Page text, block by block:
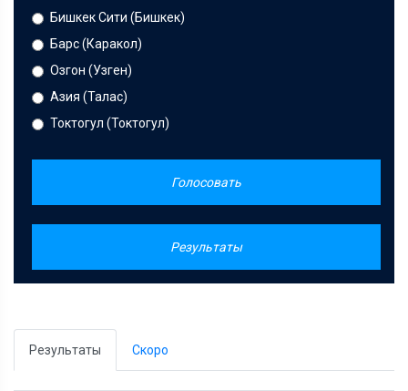
Бишкек Сити (Бишкек)
Барс (Каракол)
Озгон (Узген)
Азия (Талас)
Токтогул (Токтогул)
Голосовать
Результаты
Результаты Скоро